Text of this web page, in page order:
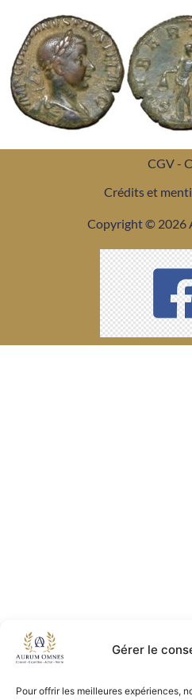
Gérer le
Pour offrir les meilleures expériences,
CGV -
Crédits et
Copyright © 2026